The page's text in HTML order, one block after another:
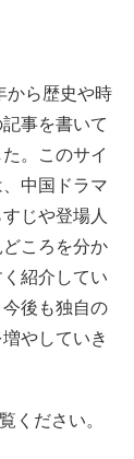
から歴史や時
事を書いて
。このサイ
、中国ドラマ
じや登場人
ころを分か
く紹介してい
今後も独自の
やしていき
ください。